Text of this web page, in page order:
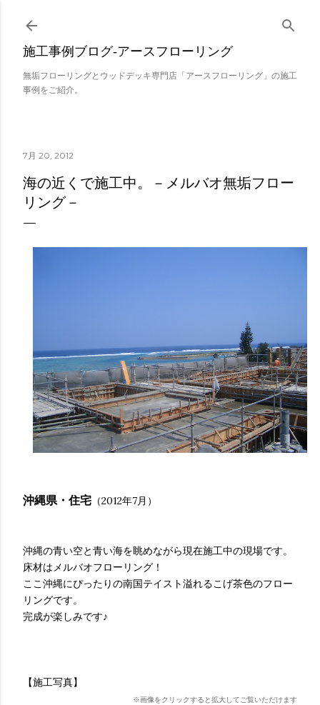
スキップしてメイン コンテンツに移動
施工事例ブログ‐アースフローリング
無垢フローリングとウッドデッキ専門店「アースフローリング」の施工
事例をご紹介。
7月 20, 2012
海の近くで施工中。－メルバオ無垢フロー
リング－
沖縄県・住宅 （2012年7月）
沖縄の青い空と青い海を眺めながら現在施工中の現場です。
床材はメルバオフローリング！
ここ沖縄にぴったりの南国テイスト溢れるこげ茶色のフロー
リングです。
完成が楽しみです♪
【施工写真】
※画像をクリックすると拡大してご覧いただけます